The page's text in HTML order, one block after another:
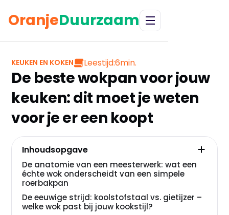
OranjeDuurzaam
KEUKEN EN KOKEN Leestijd:6min.
De beste wokpan voor jouw
keuken: dit moet je weten
voor je er een koopt
Inhoudsopgave
De anatomie van een meesterwerk: wat een
échte wok onderscheidt van een simpele
roerbakpan
De eeuwige strijd: koolstofstaal vs. gietijzer –
welke wok past bij jouw kookstijl?